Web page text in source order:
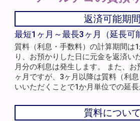
返済可能期間
最短1ヶ月～最長3ヶ月（延長可
質料（利息・手数料）の計算期間は
り、お預かりした日に元金を返済い
月分の利息は発生します。 また、
ヶ月ですが、3ヶ月以降は質料（利
いいただくことで1か月単位での延長
質料について